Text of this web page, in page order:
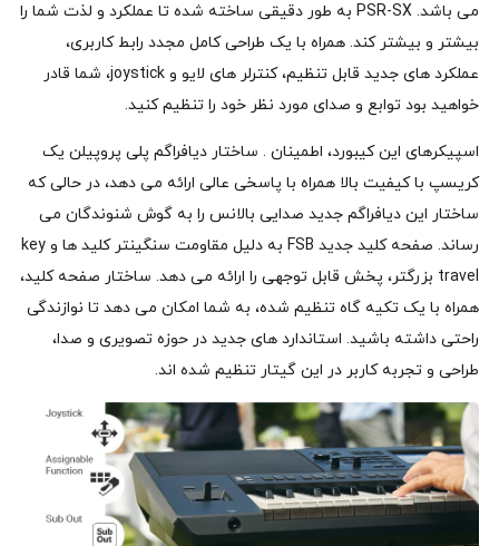
می باشد. PSR-SX به طور دقیقی ساخته شده تا عملکرد و لذت شما را
بیشتر و بیشتر کند. همراه با یک طراحی کامل مجدد رابط کاربری،
عملکرد های جدید قابل تنظیم، کنترلر های لایو و joystick، شما قادر
خواهید بود توابع و صدای مورد نظر خود را تنظیم کنید.
اسپیکرهای این کیبورد، اطمینان . ساختار دیافراگم پلی پروپیلن یک
کریسپ با کیفیت بالا همراه با پاسخی عالی ارائه می دهد، در حالی که
ساختار این دیافراگم جدید صدایی بالانس را به گوش شنوندگان می
رساند. صفحه کلید جدید FSB به دلیل مقاومت سنگینتر کلید ها و key
travel بزرگتر، پخش قابل توجهی را ارائه می دهد. ساختار صفحه کلید،
همراه با یک تکیه گاه تنظیم شده، به شما امکان می دهد تا نوازندگی
راحتی داشته باشید. استاندارد های جدید در حوزه تصویری و صدا،
طراحی و تجربه کاربر در این گیتار تنظیم شده اند.